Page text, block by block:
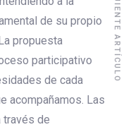
de su propio
propuesta
participativo
de cada
acompañamos. Las
través de
SIGUIENTE ARTÍCULO